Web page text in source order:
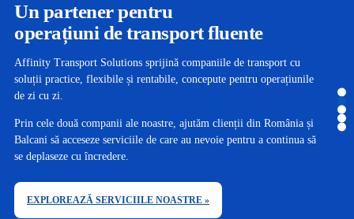
Un partener pentru
operațiuni de transport fluente
Affinity Transport Solutions sprijină companiile de transport cu
soluții practice, flexibile și rentabile, concepute pentru operațiunile
de zi cu zi.
Prin cele două companii ale noastre, ajutăm clienții din România și
Balcani să acceseze serviciile de care au nevoie pentru a continua să
se deplaseze cu încredere.
EXPLOREAZĂ SERVICIILE NOASTRE »